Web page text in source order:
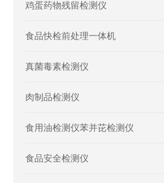
鸡蛋药物残留检测仪
食品快检前处理一体机
真菌毒素检测仪
肉制品检测仪
食用油检测仪苯并芘检测仪
食品安全检测仪